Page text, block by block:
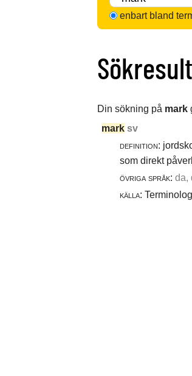
enbart bland
Din sökning på mark
mark sv
definition:
som direkt
övriga språk: da,
källa: